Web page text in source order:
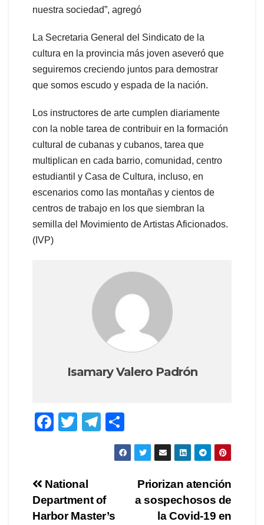
nuestra sociedad”, agregó
La Secretaria General del Sindicato de la
cultura en la provincia más joven aseveró que
seguiremos creciendo juntos para demostrar
que somos escudo y espada de la nación.
Los instructores de arte cumplen diariamente
con la noble tarea de contribuir en la formación
cultural de cubanas y cubanos, tarea que
multiplican en cada barrio, comunidad, centro
estudiantil y Casa de Cultura, incluso, en
escenarios como las montañas y cientos de
centros de trabajo en los que siembran la
semilla del Movimiento de Artistas Aficionados.
(IVP)
Isamary Valero Padrón
F
e
b
o
T
er
T
el
a
m
o
m
ar
Navegación
de
Priorizan atención
a sospechosos de
la Covid-19 en
National
Department of
Harbor Master’s